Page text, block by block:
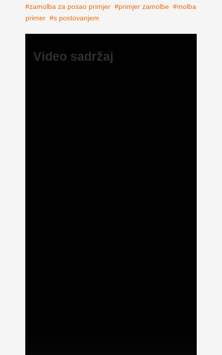
zamolba za posao primjer
primjer zamolbe
molba
primer
s postovanjem
Video sadržaj